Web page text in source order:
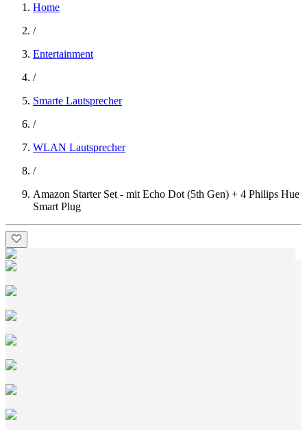
Home
/
Entertainment
/
Smarte Lautsprecher
/
WLAN Lautsprecher
/
Amazon Starter Set - mit Echo Dot (5th Gen) + 4 Philips Hue
Smart Plug